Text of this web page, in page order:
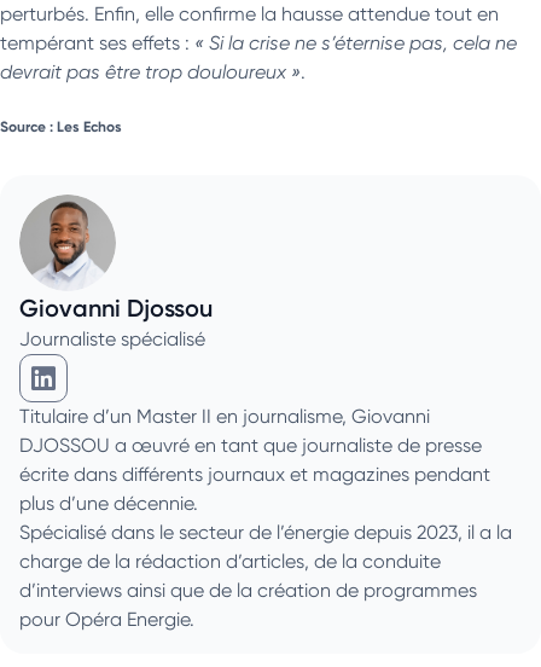
perturbés. Enfin, elle confirme la hausse attendue tout en
tempérant ses effets : « Si la crise ne s’éternise pas, cela ne
devrait pas être trop douloureux ».
Source : Les Echos
Giovanni Djossou
Journaliste spécialisé
Giovanni Djossou sur Linkedin
Titulaire d’un Master II en journalisme, Giovanni
DJOSSOU a œuvré en tant que journaliste de presse
écrite dans différents journaux et magazines pendant
plus d’une décennie.
Spécialisé dans le secteur de l’énergie depuis 2023, il a la
charge de la rédaction d’articles, de la conduite
d’interviews ainsi que de la création de programmes
pour Opéra Energie.